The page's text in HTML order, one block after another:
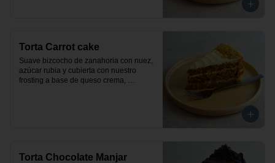
Torta Carrot cake
Suave bizcocho de zanahoria con nuez,
azúcar rubia y cubierta con nuestro
frosting a base de queso crema,
Torta Chocolate Manjar